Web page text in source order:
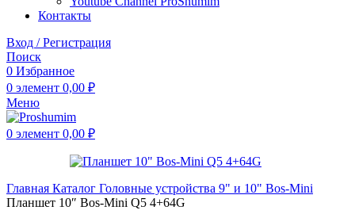
Контакты
Вход / Регистрация
Поиск
0 Избранное
0 элемент 0,00 ₽
Меню
0 элемент 0,00 ₽
Главная Каталог Головные устройства 9" и 10" Bos-Mini
Планшет 10″ Bos-Mini Q5 4+64G